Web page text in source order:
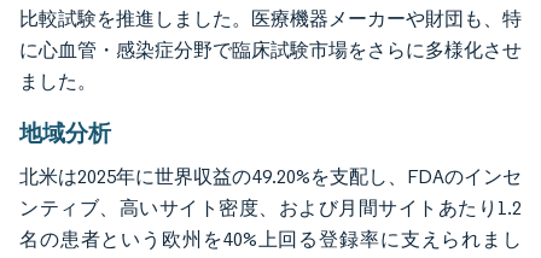
比較試験を推進しました。医療機器メーカーや財団も、特
に心血管・感染症分野で臨床試験市場をさらに多様化させ
ました。
地域分析
北米は2025年に世界収益の49.20%を支配し、FDAのインセ
ンティブ、高いサイト密度、および月間サイトあたり1.2
名の患者という欧州を40%上回る登録率に支えられまし